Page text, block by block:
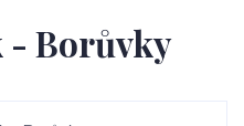
- Borůvky